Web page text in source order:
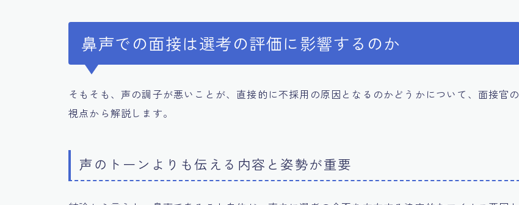
鼻声での面接は選考の評価に影響するのか
そもそも、声の調子が悪いことが、直接的に不採用の原因となるのかどうかについて、面接官の
視点から解説します。
声のトーンよりも伝える内容と姿勢が重要